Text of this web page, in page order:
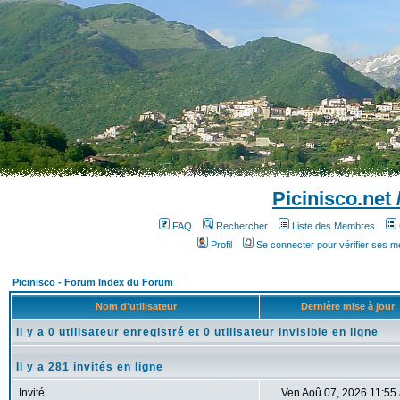
Picinisco.net
FAQ Rechercher Liste des Membres
Profil
Se connecter pour vérifier ses
Picinisco - Forum Index du Forum
Nom d'utilisateur Dernière mise à jour
Il y a 0 utilisateur enregistré et 0 utilisateur invisible en ligne
Il y a 281 invités en ligne
Invité
Ven Aoû 07, 2026 11:55